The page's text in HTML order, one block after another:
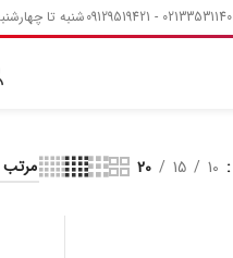
شنبه تا چهارشنبه از ساعت 09
10
15
20